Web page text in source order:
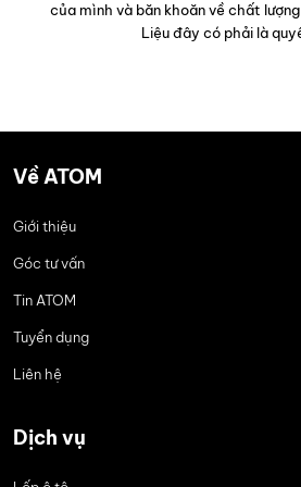
ứng nhu cầu của các dòng xe
cao. Lốp Eagle mang đến khả
Goodyear Wrangler được thiết
dòng xe SUV và xe bán tải,
trường và địa hình. Lốp
năng chịu tải tốt và thiết kế gai
qua các điều kiện đường xá khác
của mình và băn khoăn về chất
Liệu đây có phải là
Về ATOM
Giới thiệu
Góc tư vấn
Tin ATOM
Tuyển dụng
Liên hệ
Dịch vụ